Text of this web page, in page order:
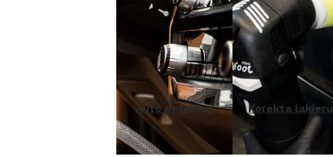
Auto detailing Korekta lakieru